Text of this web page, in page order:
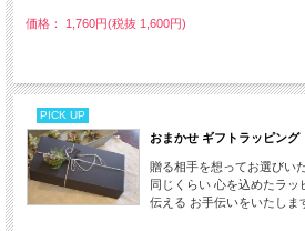
価格： 1,760円(税抜 1,600円)
PICK UP
おまかせ ギフトラッピング
贈る相手を想ってお選びい
同じくらい 心を込めたラッ
伝える お手伝いをいたしま